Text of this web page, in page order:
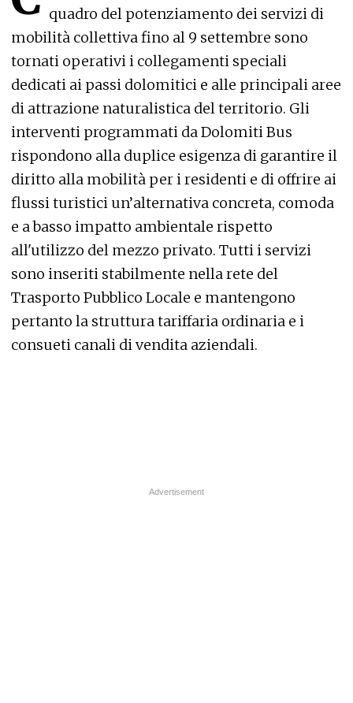
quadro del potenziamento dei servizi di
mobilità collettiva fino al 9 settembre sono
tornati operativi i collegamenti speciali
dedicati ai passi dolomitici e alle principali aree
di attrazione naturalistica del territorio. Gli
interventi programmati da Dolomiti Bus
rispondono alla duplice esigenza di garantire il
diritto alla mobilità per i residenti e di offrire ai
flussi turistici un’alternativa concreta, comoda
e a basso impatto ambientale rispetto
all'utilizzo del mezzo privato. Tutti i servizi
sono inseriti stabilmente nella rete del
Trasporto Pubblico Locale e mantengono
pertanto la struttura tariffaria ordinaria e i
consueti canali di vendita aziendali.